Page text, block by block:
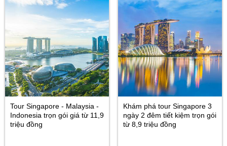
Tour Singapore - Malaysia -
Indonesia trọn gói giá từ 11,9
triệu đồng
Khám phá tour Singapore 3
ngày 2 đêm tiết kiệm trọn gói
từ 8,9 triệu đồng